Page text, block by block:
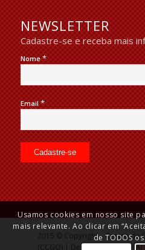
NEWSLETTER
Cadastre-se e receba mais
Nome*
Email*
2015 © Copyright – Centro de
(CCGO) | Desenvolvido por:
Usamos cookies em nosso site
mais relevante. Ao clicar em
de TODOS